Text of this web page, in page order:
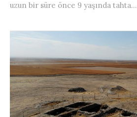
uzun bir süre önce 9 yaşında tahta...